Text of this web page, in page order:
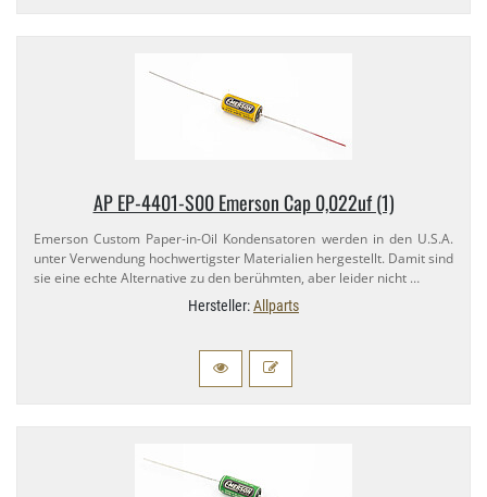
AP EP-​4401-​S00 Emerson Cap 0,​022uf (1)
Emerson Custom Paper-​in-​Oil Kondensatoren werden in den U.​S.A.
unter Verwendung hochwertigster Materialien hergestellt. Damit sind
sie eine echte Alternative zu den berühmten, aber leider nicht …
Hersteller:Allparts